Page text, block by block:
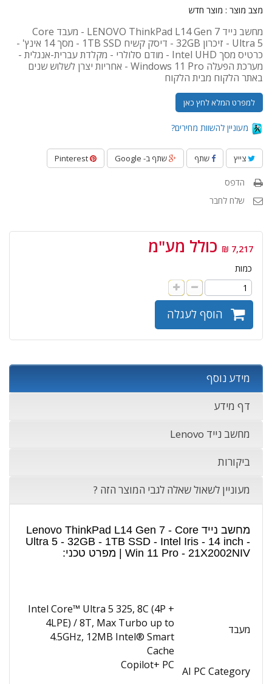
מצב מוצר : מוצר חדש
מחשב נייד LENOVO ThinkPad L14 Gen 7 - מעבד Core
Ultra 5 - זיכרון 32GB - דיסק קשיח 1TB SSD - מסך 14 אינץ' -
כרטיס מסך Intel UHD - מודם סלולרי - מקלדת עברית-אנגלית -
מערכת הפעלה Windows 11 Pro - אחריות יצרן לשלוש שנים
באתר הלקוח מבית הלקוח
למפרט המלא לחץ כאן
מעוניין להשוות מחירים?
צייץ שתף שתף ב- Google
הדפס
שלח לחבר
7,217 ₪ כולל מע"מ
כמות
הוסף לעגלה
מידע נוסף
דף מידע
מחשב נייד Lenovo
ביקורות
מעוניין לשאול שאלה לגבי המוצר הזה ?
מחשב נייד Lenovo ThinkPad L14 Gen 7 - Core
Ultra 5 - 32GB - 1TB SSD - Intel Iris - 14 inch -
Win 11 Pro - 21X2002NIV | מפרט טכני:
מעבד
Intel Core™ Ultra 5 325, 8C (4P +
4LPE) / 8T, Max Turbo up to
4.5GHz, 12MB Intel® Smart
Cache
AI PC Category
Copilot+ PC